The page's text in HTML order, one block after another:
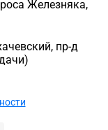
Железняка,
пр-д